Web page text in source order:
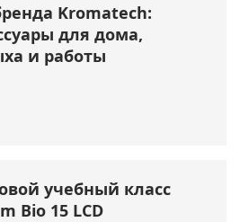
Kromatech:
для дома,
и работы
учебный класс
Bio 15 LCD